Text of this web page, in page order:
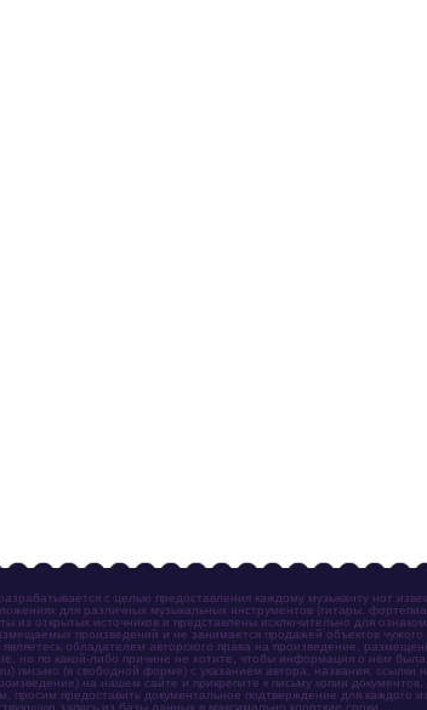
с целью предоставления каждому музыканту нот
для различных музыкальных инструментов (гитары,
из открытых источников и представлены исключительно для
произведений и не занимается продажей объектов чужого
обладателем авторского права на произведение,
но по какой-либо причине не хотите, чтобы информация о нём
письмо (в свободной форме) с указанием автора, названия, ссылки
на нашем сайте и прикрепите к письму копии
просим предоставить документальное подтверждение для каждого
запись из базы данных в максимально короткие сроки.